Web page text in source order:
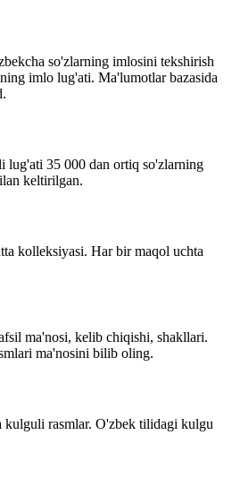
so'zlarning imlosini tekshirish
imlo lug'ati. Ma'lumotlar bazasida
lug'ati 35 000 dan ortiq so'zlarning
keltirilgan.
kolleksiyasi. Har bir maqol uchta
ma'nosi, kelib chiqishi, shakllari.
ma'nosini bilib oling.
kulguli rasmlar. O'zbek tilidagi kulgu